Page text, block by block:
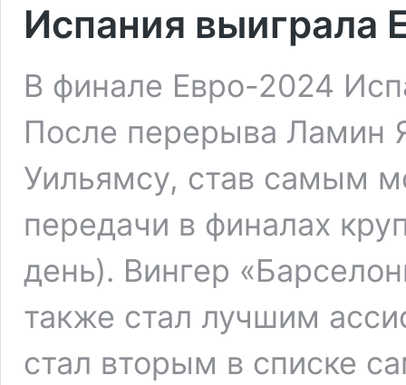
Испания выиграла
В финале Евро-2024
После перерыва Ламин
Уильямсу, став самым
передачи в финалах
день). Вингер
также стал лучшим
стал вторым в списке